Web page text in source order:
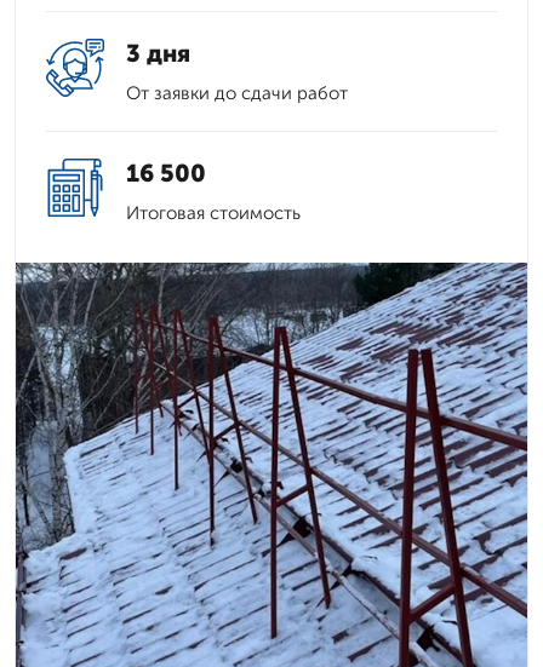
3 дня
От заявки до сдачи работ
16 500
Итоговая стоимость